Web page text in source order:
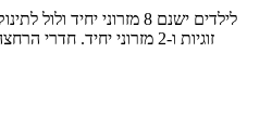
זוגיות ו-2 מזרוני יחיד.